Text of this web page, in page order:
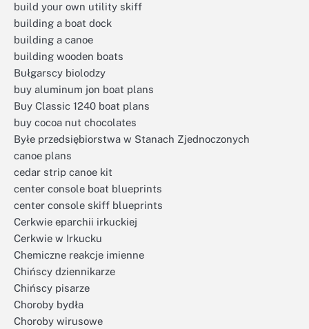
build your own utility skiff
building a boat dock
building a canoe
building wooden boats
Bułgarscy biolodzy
buy aluminum jon boat plans
Buy Classic 1240 boat plans
buy cocoa nut chocolates
Byłe przedsiębiorstwa w Stanach Zjednoczonych
canoe plans
cedar strip canoe kit
center console boat blueprints
center console skiff blueprints
Cerkwie eparchii irkuckiej
Cerkwie w Irkucku
Chemiczne reakcje imienne
Chińscy dziennikarze
Chińscy pisarze
Choroby bydła
Choroby wirusowe